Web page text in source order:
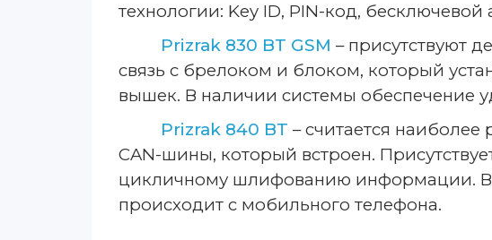
технологии: Key ID, PIN-код,
Prizrak 830 BT GSM – присутствуют
связь с брелоком и блоком, который
вышек. В наличии системы обеспечение
Prizrak 840 BT – считается
CAN-шины, который встроен.
цикличному шлифованию информации. В
происходит с мобильного телефона.